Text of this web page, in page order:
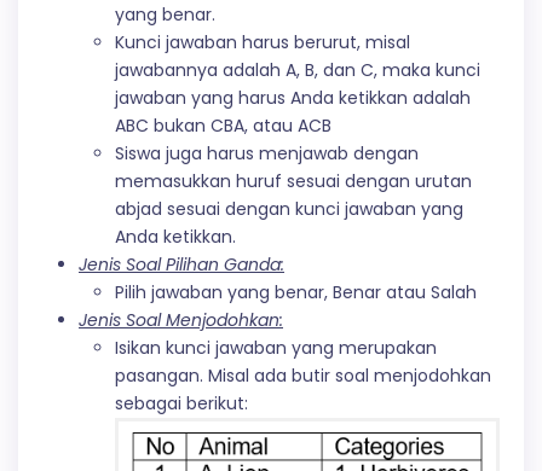
yang benar.
Kunci jawaban harus berurut, misal
jawabannya adalah A, B, dan C, maka kunci
jawaban yang harus Anda ketikkan adalah
ABC bukan CBA, atau ACB
Siswa juga harus menjawab dengan
memasukkan huruf sesuai dengan urutan
abjad sesuai dengan kunci jawaban yang
Anda ketikkan.
Jenis Soal Pilihan Ganda:
Pilih jawaban yang benar, Benar atau Salah
Jenis Soal Menjodohkan:
Isikan kunci jawaban yang merupakan
pasangan. Misal ada butir soal menjodohkan
sebagai berikut: